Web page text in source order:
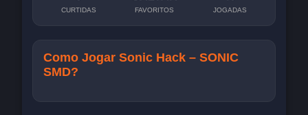
CURTIDAS FAVORITOS JOGADAS
Como Jogar Sonic Hack – SONIC
SMD?